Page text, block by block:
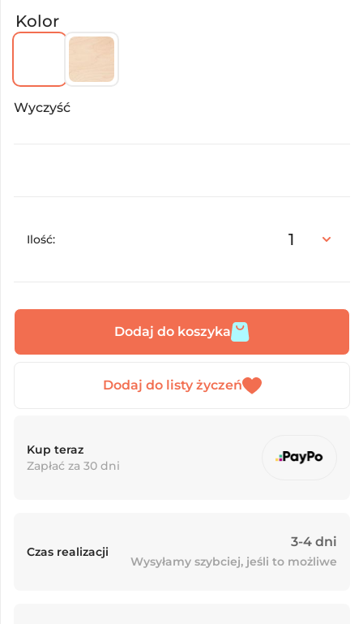
Kolor
Wyczyść
Ilość:
Dodaj do koszyka
Kup teraz
Zapłać za 30 dni
Czas realizacji
3-4 dni
Wysyłamy szybciej, jeśli to możliwe